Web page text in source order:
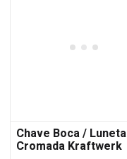
Chave Boca / Luneta
Cromada Kraftwerk